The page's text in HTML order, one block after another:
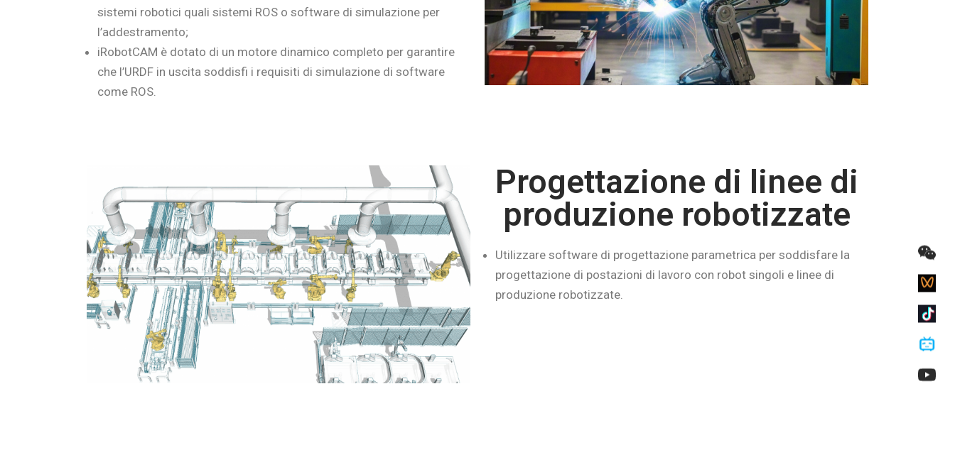
sistemi robotici quali sistemi ROS o software di simulazione per
l’addestramento;
iRobotCAM è dotato di un motore dinamico completo per garantire
che l’URDF in uscita soddisfi i requisiti di simulazione di software
come ROS.
Progettazione di linee di
produzione robotizzate
Utilizzare software di progettazione parametrica per soddisfare la
progettazione di postazioni di lavoro con robot singoli e linee di
produzione robotizzate.